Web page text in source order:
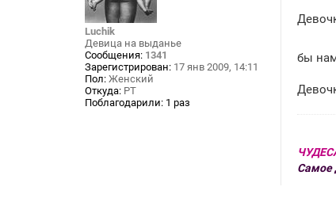
Luchik
Девица на выданье
Сообщения: 1341
Зарегистрирован: 17 янв 2009, 14:11
Пол: Женский
Откуда: РТ
Поблагодарили: 1 раз
щ
и
бы
Самое